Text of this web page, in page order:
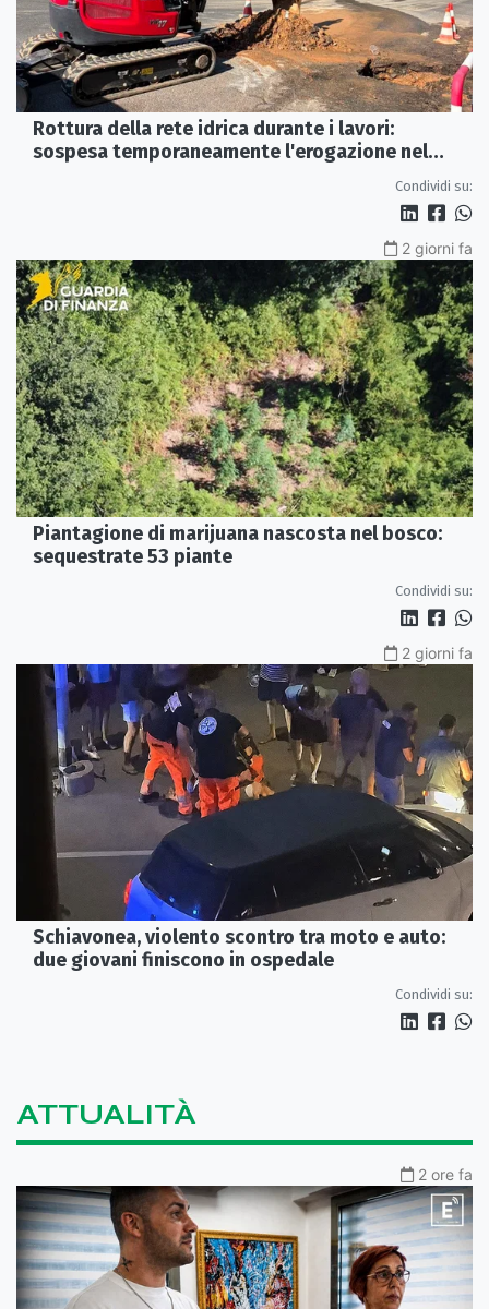
Rottura della rete idrica durante i lavori:
sospesa temporaneamente l'erogazione nel
Condividi su:
2 giorni fa
Piantagione di marijuana nascosta nel bosco:
sequestrate 53 piante
Condividi su:
2 giorni fa
Schiavonea, violento scontro tra moto e auto:
due giovani finiscono in ospedale
Condividi su:
ATTUALITÀ
2 ore fa